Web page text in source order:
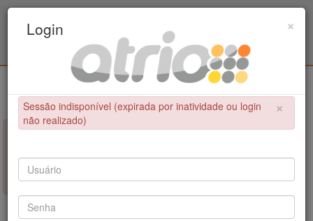
Civil / UPE
×
NÃO FOI POSSÍVEL CONCLUIR A OPERAÇÃO
Sessão indisponível (expirada por inatividade ou login não
realizado)
×
Login
×
Sessão indisponível (expirada por inatividade ou login
não realizado)